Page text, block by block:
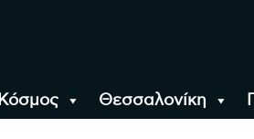
Κόσμος Θεσσαλονίκη